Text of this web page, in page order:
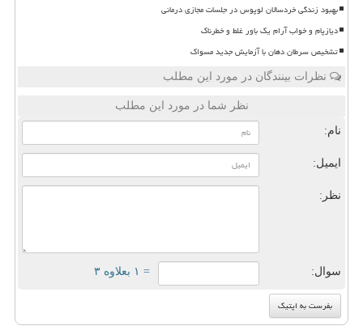
بهبود زندگی خردسالان لوپوس در جلسات مجازی درمانی
دیازپام و خواب آرام یک باور غلط و خطرناک
تشخیص سرطان دهان با آزمایش جدید مسواک
نظرات بینندگان در مورد این مطلب
نظر شما در مورد این مطلب
نام:
ایمیل:
نظر:
سوال: = ۱ بعلاوه ۳